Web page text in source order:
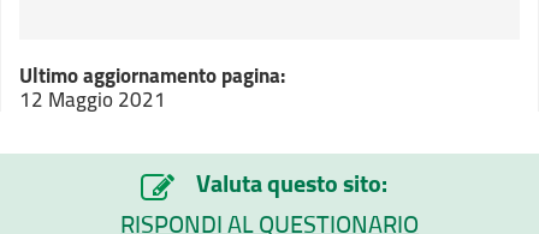
Ultimo aggiornamento pagina:
12 Maggio 2021
Valuta questo sito:
RISPONDI AL QUESTIONARIO